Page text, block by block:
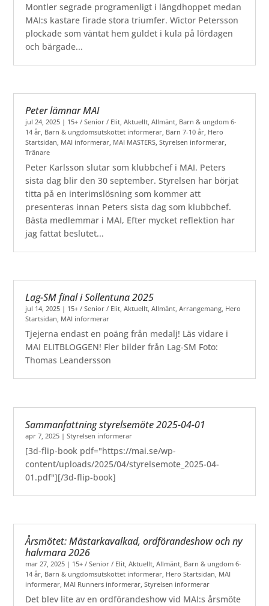
Montler segrade programenligt i längdhoppet medan
MAI:s kastare firade stora triumfer. Wictor Petersson
plockade som väntat hem guldet i kula på lördagen
och bärgade...
Peter lämnar MAI
jul 24, 2025 | 15+ / Senior / Elit ,Aktuellt ,Allmänt Barn & ungdom 6-
14 år Barn & ungdomsutskottet informerar Barn 7-10 år Hero
Startsidan MAI informerar MAI MASTERS ,Styrelsen informerar
Tränare
Peter Karlsson slutar som klubbchef i MAI. Peters
sista dag blir den 30 september. Styrelsen har börjat
titta på en interimslösning som kommer att
presenteras innan Peters sista dag som klubbchef.
Bästa medlemmar i MAI, Efter mycket reflektion har
jag fattat beslutet...
Lag-SM final i Sollentuna 2025
jul 14, 2025 | 15+ / Senior / Elit,Aktuellt,Allmänt,Arrangemang, Hero
Startsidan, MAI informerar
Tjejerna endast en poäng från medalj! Läs vidare i
MAI ELITBLOGGEN! Fler bilder från Lag-SM Foto:
Thomas Leandersson
Sammanfattning styrelsemöte 2025-04-01
apr 7, 2025 |Styrelsen informerar
[3d-flip-book pdf="https://mai.se/wp-
content/uploads/2025/04/styrelsemote_2025-04-
01.pdf"][/3d-flip-book]
Årsmötet: Mästarkavalkad, ordförandeshow och ny
halvmara 2026
mar 27, 2025 | 15+ / Senior / Elit,Aktuellt,Allmänt, Barn & ungdom 6-
14 år, Barn & ungdomsutskottet informerar, Hero Startsidan, MAI
informerar, MAI Runners informerar,Styrelsen informerar
Det blev lite av en ordförandeshow vid MAI:s årsmöte